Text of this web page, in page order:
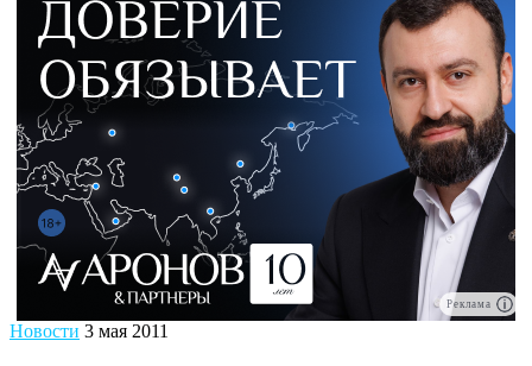
Реклама
Новости 3 мая 2011